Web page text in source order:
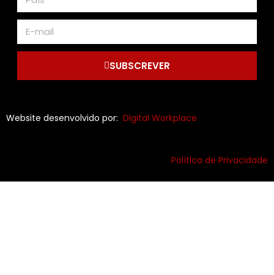
SUBSCREVER
Website desenvolvido por: Digital Workplace
Política de Privacidade